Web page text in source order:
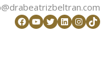
Facebook
YouTube
Twitter
LinkedIn